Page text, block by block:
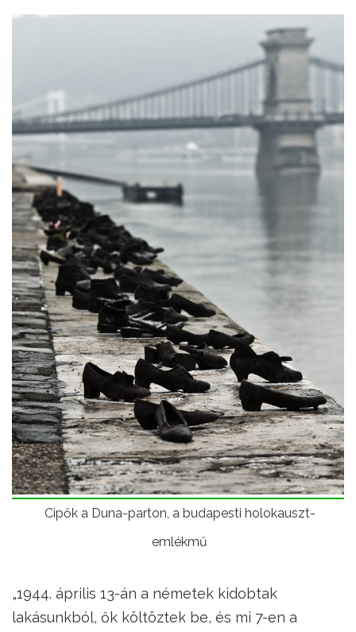
Cipők a Duna-parton, a budapesti holokauszt-
emlékmű
„1944. április 13-án a németek kidobtak
lakásunkból, ők költöztek be, és mi 7-en a